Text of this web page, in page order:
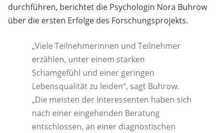
durchführen, berichtet die Psychologin Nora Buhrow
über die ersten Erfolge des Forschungsprojekts.
„Viele Teilnehmerinnen und Teilnehmer
erzählen, unter einem starken
Schamgefühl und einer geringen
Lebensqualität zu leiden“, sagt Buhrow.
„Die meisten der Interessenten haben sich
nach einer eingehenden Beratung
entschlossen, an einer diagnostischen